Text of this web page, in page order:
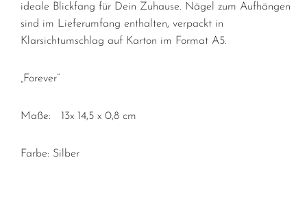
ideale Blickfang für Dein Zuhause. Nägel zum Aufhängen
sind im Lieferumfang enthalten, verpackt in
Klarsichtumschlag auf Karton im Format A5.
„Forever“
Maße: 13x 14,5 x 0,8 cm
Farbe: Silber